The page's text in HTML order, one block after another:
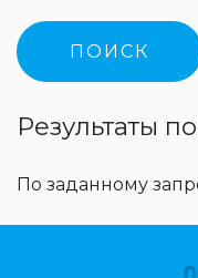
Результаты
По заданному